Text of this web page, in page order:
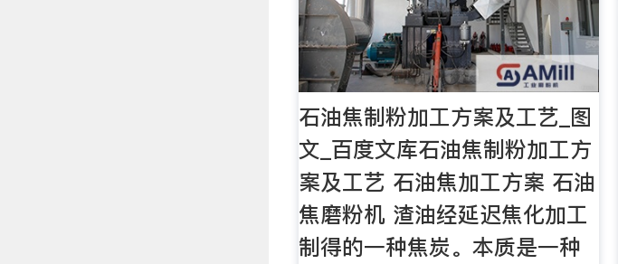
石油焦制粉加工方案及工艺_图
文_百度文库石油焦制粉加工方
案及工艺 石油焦加工方案 石油
焦磨粉机 渣油经延迟焦化加工
制得的一种焦炭。本质是一种